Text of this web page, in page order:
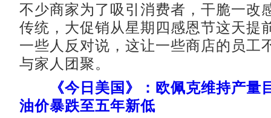
不少商家为了吸引消费者，干脆一改
传统，大促销从星期四感恩节这天提
一些人反对说，这让一些商店的员工
与家人团聚。
《今日美国》：欧佩克维持产量
油价暴跌至五年新低